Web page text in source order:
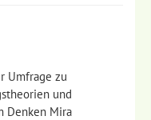
Umfrage zu
und
Denken Mira